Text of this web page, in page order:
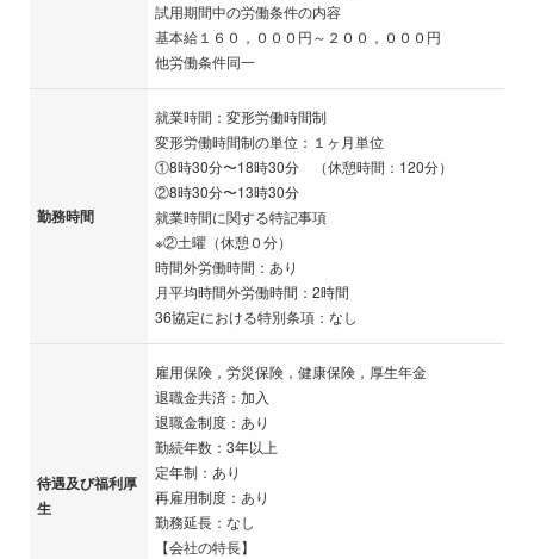
試用期間中の労働条件の内容
基本給１６０，０００円～２００，０００円
他労働条件同一
勤務時間
就業時間：変形労働時間制
変形労働時間制の単位：１ヶ月単位
①8時30分〜18時30分 （休憩時間：120分）
②8時30分〜13時30分
就業時間に関する特記事項
※②土曜（休憩０分）
時間外労働時間：あり
月平均時間外労働時間：2時間
36協定における特別条項：なし
待遇及び福利厚
生
雇用保険，労災保険，健康保険，厚生年金
退職金共済：加入
退職金制度：あり
勤続年数：3年以上
定年制：あり
再雇用制度：あり
勤務延長：なし
【会社の特長】